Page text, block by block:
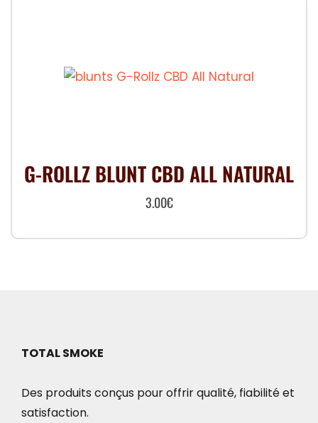
G-ROLLZ BLUNT CBD ALL NATURAL
3.00€
TOTAL SMOKE
Des produits conçus pour offrir qualité, fiabilité et
satisfaction.